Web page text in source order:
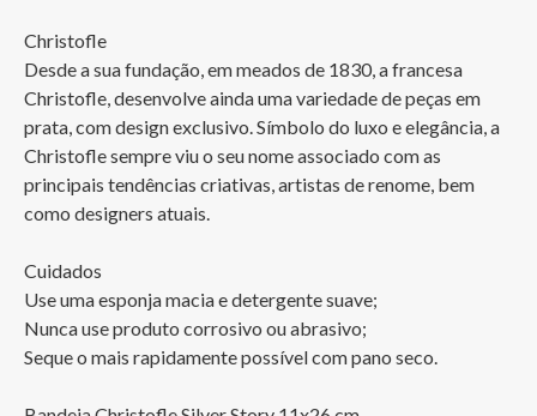
Christofle
Desde a sua fundação, em meados de 1830, a francesa
Christofle, desenvolve ainda uma variedade de peças em
prata, com design exclusivo. Símbolo do luxo e elegância, a
Christofle sempre viu o seu nome associado com as
principais tendências criativas, artistas de renome, bem
como designers atuais.
Cuidados
Use uma esponja macia e detergente suave;
Nunca use produto corrosivo ou abrasivo;
Seque o mais rapidamente possível com pano seco.